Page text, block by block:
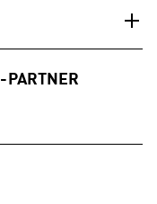
PARTNER